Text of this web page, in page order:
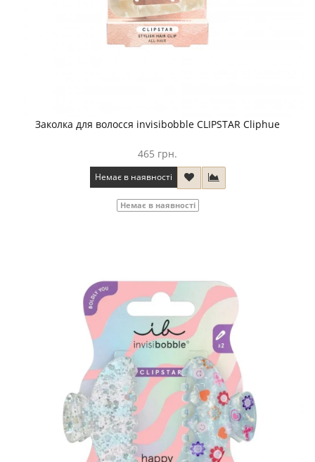
Заколка для волосся invisibobble CLIPSTAR Cliphue
465 грн.
Немає в наявності
Немає в наявності